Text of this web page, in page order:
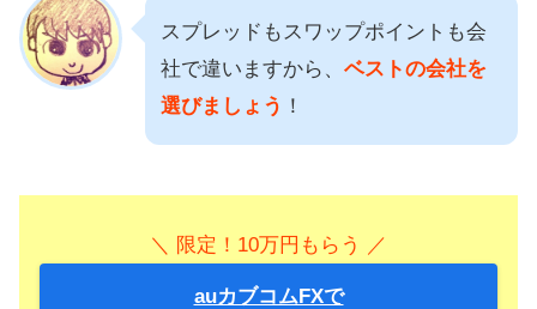
スプレッドもスワップポイントも会
社で違いますから、 ベストの会社を
選びましょう ！
＼ 限定！10万円もらう ／
auカブコムFXで